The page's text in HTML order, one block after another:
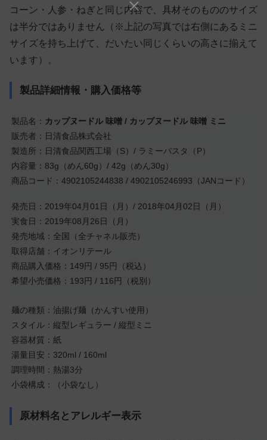
コーン・人参・ねぎと同じ内容で、具材そのもののサイズ
は半分ではありません（※上記の写真では右側にあるミニ
サイズを持ち上げて、だいたい同じくらいの高さに揃えて
います）。
製品詳細情報・購入価格等
製品名： カップヌードル 味噌 / カップヌードル 味噌 ミニ
販売者：日清食品株式会社
製造所：日清食品関西工場（S）/ ラミーパスタ（P）
内容量：83g（めん60g）/ 42g（めん30g）
商品コード：4902105244838 / 4902105246993（JANコード）
発売日：2019年04月01日（月）/ 2018年04月02日（月）
実食日：2019年08月26日（月）
発売地域：全国（全チャネル販売）
取得店舗：イオンリテール
商品購入価格：149円 / 95円（税込）
希望小売価格：193円 / 116円（税別）
麺の種類：油揚げ麺（かんすい使用）
スタイル：縦型レギュラー / 縦型ミニ
容器材質：紙
湯量目安：320ml / 160ml
調理時間：熱湯3分
小袋構成：（小袋なし）
原材料名とアレルギー表示